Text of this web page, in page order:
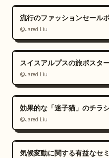
流行のファッションセール
@Jared Liu
スイスアルプスの旅ポスタ
@Jared Liu
効果的な「迷子猫」のチラ
@Jared Liu
気候変動に関する有益なセ